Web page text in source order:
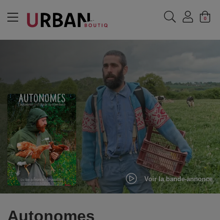
MENU 0
Voir la bande-annonce
Autonomes